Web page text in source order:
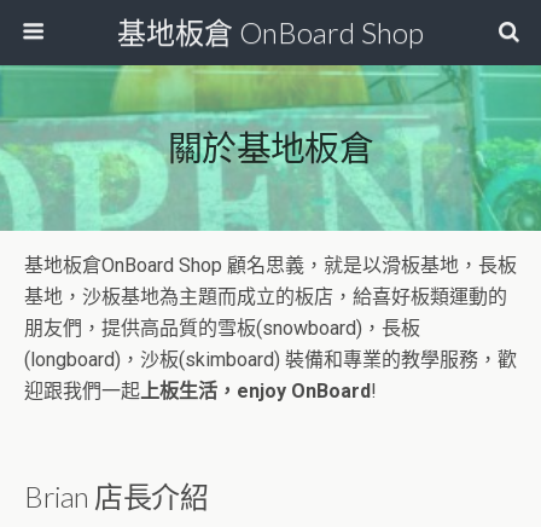
基地板倉 OnBoard Shop
關於基地板倉
基地板倉OnBoard Shop 顧名思義，就是以滑板基地，長板
基地，沙板基地為主題而成立的板店，給喜好板類運動的
朋友們，提供高品質的雪板(snowboard)，長板
(longboard)，沙板(skimboard) 裝備和專業的教學服務，歡
迎跟我們一起上板生活，enjoy OnBoard!
Brian 店長介紹